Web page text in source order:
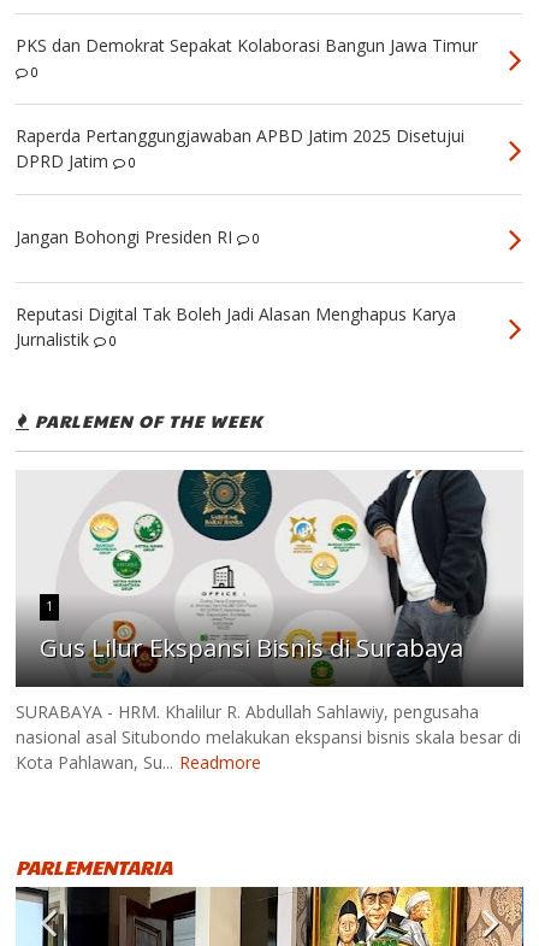
PKS dan Demokrat Sepakat Kolaborasi Bangun Jawa Timur
0
Raperda Pertanggungjawaban APBD Jatim 2025 Disetujui
DPRD Jatim
0
Jangan Bohongi Presiden RI 0
Reputasi Digital Tak Boleh Jadi Alasan Menghapus Karya
Jurnalistik
0
PARLEMEN OF THE WEEK
1
Gus Lilur Ekspansi Bisnis di Surabaya
SURABAYA - HRM. Khalilur R. Abdullah Sahlawiy, pengusaha
nasional asal Situbondo melakukan ekspansi bisnis skala besar di
Kota Pahlawan, Su... Readmore
PARLEMENTARIA